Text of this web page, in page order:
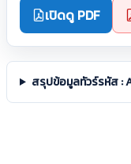
เปิดดู PDF
สรุปข้อมูลทัวร์รหัส :